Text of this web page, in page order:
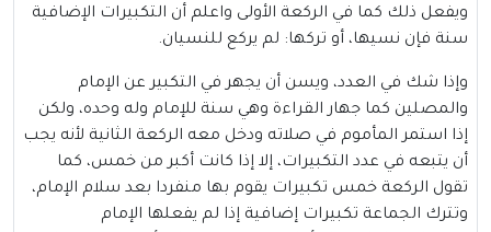
ويفعل ذلك كما في الركعة الأولى واعلم أن التكبيرات الإضافية
سنة فإن نسيها، أو تركها: لم يركع للنسيان.
وإذا شك في العدد، ويسن أن يجهر في التكبير عن الإمام
والمصلين كما جهار القراءة وهي سنة للإمام وله وحده، ولكن
إذا استمر المأموم في صلاته ودخل معه الركعة الثانية لأنه يجب
أن يتبعه في عدد التكبيرات، إلا إذا كانت أكبر من خمس، كما
تقول الركعة خمس تكبيرات يقوم بها منفردا بعد سلام الإمام،
وتترك الجماعة تكبيرات إضافية إذا لم يفعلها الإمام